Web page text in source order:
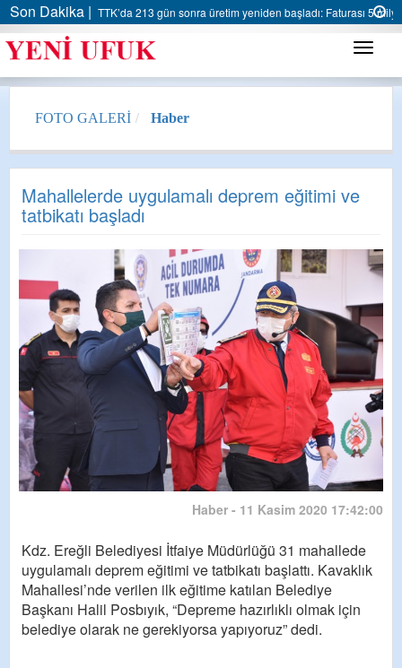
Son Dakika |AK Parti Ereğli İlçe Başkanlığı’ndan belediyeye sert
Menü
FOTO GALERİ Haber
Mahallelerde uygulamalı deprem eğitimi ve
tatbikatı başladı
Haber - 11 Kasim 2020 17:42:00
Kdz. Ereğli Belediyesi İtfaiye Müdürlüğü 31 mahallede
uygulamalı deprem eğitimi ve tatbikatı başlattı. Kavaklık
Mahallesi’nde verilen ilk eğitime katılan Belediye
Başkanı Halil Posbıyık, “Depreme hazırlıklı olmak için
belediye olarak ne gerekiyorsa yapıyoruz” dedi.